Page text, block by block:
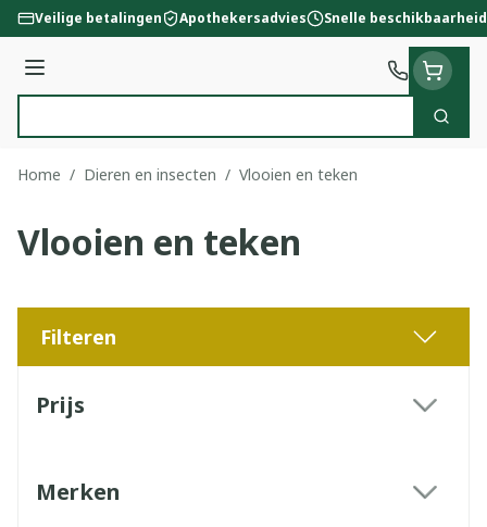
Ga naar de inhoud
Veilige betalingen Apothekersadvies Snelle beschikbaarheid
Menu
Zoek
Home / Dieren en insecten / Vlooien en teken
Vlooien en teken
Filteren
Prijs
Merken